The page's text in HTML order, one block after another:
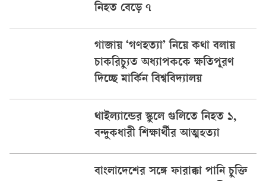
নিহত বেড়ে ৭
গাজায় ‘গণহত্যা’ নিয়ে কথা বলায়
চাকরিচ্যুত অধ্যাপককে ক্ষতিপূরণ
দিচ্ছে মার্কিন বিশ্ববিদ্যালয়
থাইল্যান্ডের স্কুলে গুলিতে নিহত ১,
বন্দুকধারী শিক্ষার্থীর আত্মহত্যা
বাংলাদেশের সঙ্গে ফারাক্কা পানি চুক্তি